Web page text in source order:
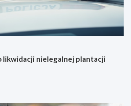
likwidacji nielegalnej plantacji